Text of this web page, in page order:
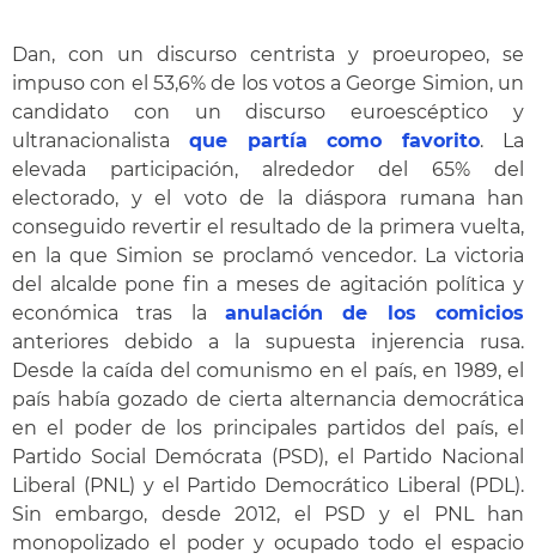
Dan, con un discurso centrista y proeuropeo, se
impuso con el 53,6% de los votos a George Simion, un
candidato con un discurso euroescéptico y
ultranacionalista que partía como favorito. La
elevada participación, alrededor del 65% del
electorado, y el voto de la diáspora rumana han
conseguido revertir el resultado de la primera vuelta,
en la que Simion se proclamó vencedor. La victoria
del alcalde pone fin a meses de agitación política y
económica tras la anulación de los comicios
anteriores debido a la supuesta injerencia rusa.
Desde la caída del comunismo en el país, en 1989, el
país había gozado de cierta alternancia democrática
en el poder de los principales partidos del país, el
Partido Social Demócrata (PSD), el Partido Nacional
Liberal (PNL) y el Partido Democrático Liberal (PDL).
Sin embargo, desde 2012, el PSD y el PNL han
monopolizado el poder y ocupado todo el espacio